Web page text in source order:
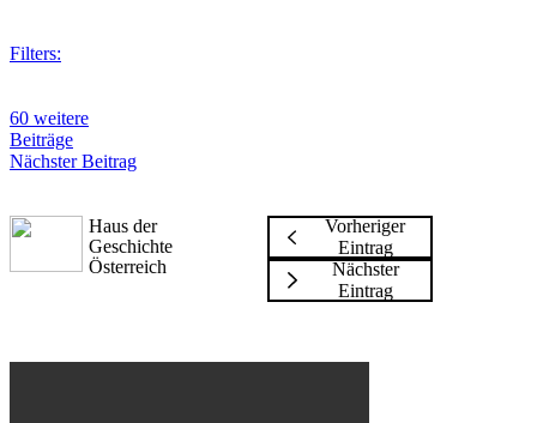
Filters:
60 weitere
Beiträge
Nächster Beitrag
Haus der
Geschichte
Österreich
Vorheriger
Eintrag
Nächster
Eintrag